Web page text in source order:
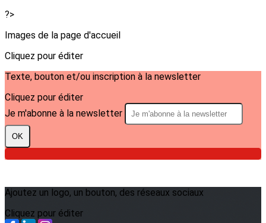
?>
Images de la page d'accueil
Cliquez pour éditer
Texte, bouton et/ou inscription à la newsletter
Cliquez pour éditer
Je m'abonne à la newsletter
OK
Ajoutez un logo, un bouton, des réseaux sociaux
Cliquez pour éditer